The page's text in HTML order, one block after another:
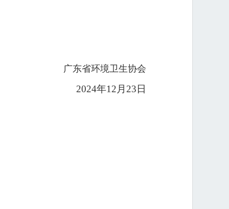
广东省环境卫生协会
2024年12月23日